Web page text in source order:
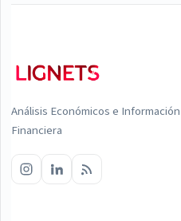
Análisis Económicos e Información
Financiera